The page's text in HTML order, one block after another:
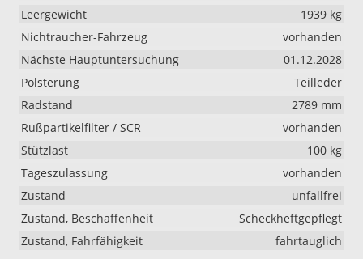
Leergewicht
1939 kg
Nichtraucher-Fahrzeug
vorhanden
Nächste Hauptuntersuchung
01.12.2028
Polsterung
Teilleder
Radstand
2789 mm
Rußpartikelfilter / SCR
vorhanden
Stützlast
100 kg
Tageszulassung
vorhanden
Zustand
unfallfrei
Zustand, Beschaffenheit
Scheckheftgepflegt
Zustand, Fahrfähigkeit
fahrtauglich